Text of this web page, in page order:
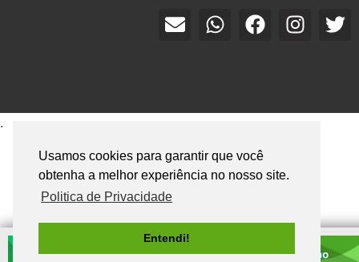
Usamos cookies para garantir que você
obtenha a melhor experiência no nosso site.
Politica de Privacidade
Entendi!
.